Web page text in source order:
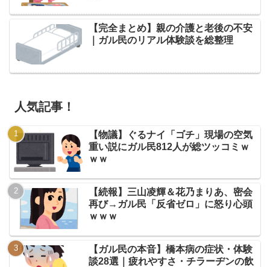
【完全まとめ】親の介護と老後の不安
｜ガル民のリアル体験談を総整理
人気記事！
【物議】ぐるナイ「ゴチ」現場の空気
重い説にガル民812人が総ツッコミｗ
ｗｗ
【続報】三山凌輝＆花乃まりあ、密会
再び→ガル民「反省ゼロ」に怒り心頭
ｗｗｗ
【ガル民の本音】橋本病の症状・体験
談28選｜疲れやすさ・チラーヂンの飲